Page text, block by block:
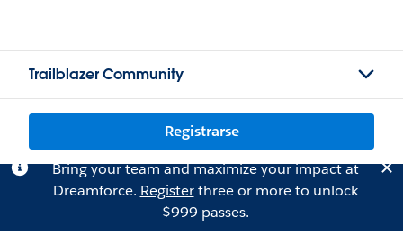
Trailblazer Community
Registrarse
Bring your team and maximize your impact at
Dreamforce. Registerthree or more to unlock
$999 passes.